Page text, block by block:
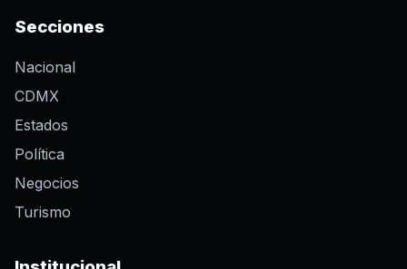
Secciones
Nacional
CDMX
Estados
Política
Negocios
Turismo